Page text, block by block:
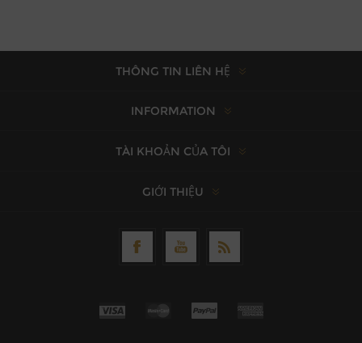
THÔNG TIN LIÊN HỆ
INFORMATION
TÀI KHOẢN CỦA TÔI
GIỚI THIỆU